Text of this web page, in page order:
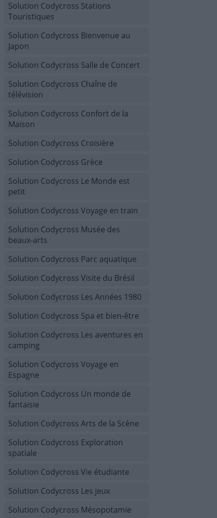
Solution Codycross Stations
Touristiques
Solution Codycross Bienvenue au
Japon
Solution Codycross Salle de Concert
Solution Codycross Chaîne de
télévision
Solution Codycross Confort de la
Maison
Solution Codycross Croisière
Solution Codycross Grèce
Solution Codycross Le Monde est
petit
Solution Codycross Voyage en train
Solution Codycross Musée des
beaux-arts
Solution Codycross Parc aquatique
Solution Codycross Visite du Brésil
Solution Codycross Les Années 1980
Solution Codycross Spa et bien-être
Solution Codycross Les aventures en
camping
Solution Codycross Voyage en
Espagne
Solution Codycross Un monde de
fantaisie
Solution Codycross Arts de la Scène
Solution Codycross Exploration
spatiale
Solution Codycross Vie étudiante
Solution Codycross Les jeux
Solution Codycross Mésopotamie